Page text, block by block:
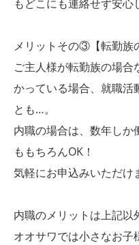
もどこにも連絡せず安心
メリットその③【転勤族
ご主人様が転勤族の場
かっている場合、就職活
とも…。
内職の場合は、数年し
ももちろんOK！
気軽にお申込みいただけ
内職のメリットは上記以
オオサワでは小さなお子